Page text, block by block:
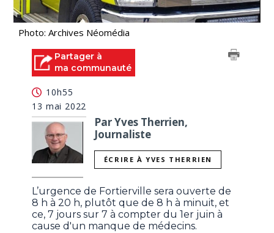
Photo: Archives Néomédia
Partager à
ma communauté
10h55
13 mai 2022
Par Yves Therrien,
Journaliste
ÉCRIRE À YVES THERRIEN
L’urgence de Fortierville sera ouverte de
8 h à 20 h, plutôt que de 8 h à minuit, et
ce, 7 jours sur 7 à compter du 1er juin à
cause d'un manque de médecins.